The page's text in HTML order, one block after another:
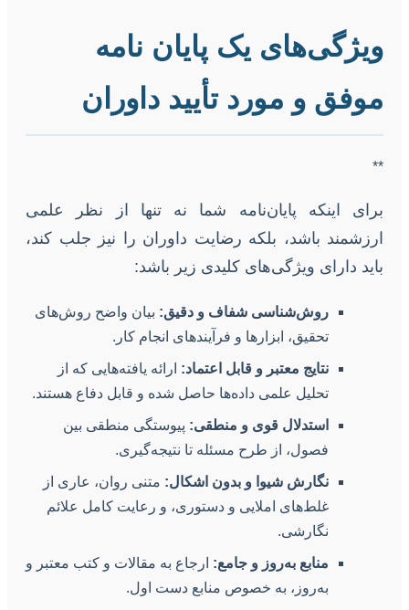
ویژگی‌های یک پایان نامه
موفق و مورد تأیید داوران
**
برای اینکه پایان‌نامه شما نه تنها از نظر علمی
ارزشمند باشد، بلکه رضایت داوران را نیز جلب کند،
باید دارای ویژگی‌های کلیدی زیر باشد:
روش‌شناسی شفاف و دقیق: بیان واضح روش‌های
تحقیق، ابزارها و فرآیندهای انجام کار.
نتایج معتبر و قابل اعتماد: ارائه یافته‌هایی که از
تحلیل علمی داده‌ها حاصل شده و قابل دفاع هستند.
استدلال قوی و منطقی: پیوستگی منطقی بین
فصول، از طرح مسئله تا نتیجه‌گیری.
نگارش شیوا و بدون اشکال: متنی روان، عاری از
غلط‌های املایی و دستوری، و رعایت کامل علائم
نگارشی.
منابع به‌روز و جامع: ارجاع به مقالات و کتب معتبر و
به‌روز، به خصوص منابع دست اول.